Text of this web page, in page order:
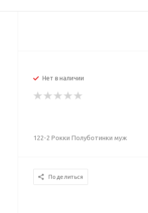
Нет в наличии
122-2 Рокки Полуботинки муж
Поделиться